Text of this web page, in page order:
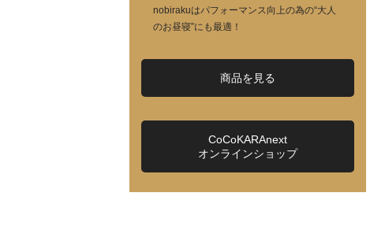
nobirakuはパフォーマンス向上の為の“大人
のお昼寝”にも最適！
商品を見る
CoCoKARAnext
オンラインショップ